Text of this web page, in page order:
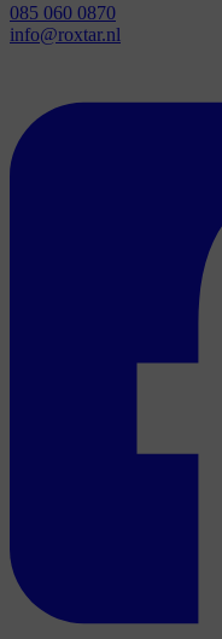
085 060 0870
info@roxtar.nl